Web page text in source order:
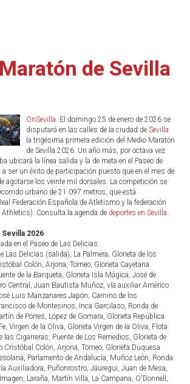
de Sevilla
OnSevilla. El domingo 25 de enero de 2026 se
disputará en las calles de la ciudad de Sevilla
la trigésima primera edición del Medio Maratón
de Sevilla 2026. Un año más, por octava vez
ubicará la línea salida y la de meta en el Paseo de
a ser un éxito de participación puesto que en el mes de
agotarse los veinte mil dorsales. La competición se
urbano de 21.097 metros, que está
Federación Española de Atletismo y la federación
Consulta la agenda de deportes en Sevilla.
2026
en el Paseo de Las Delicias.
Las Delicias (salida), La Palmera, Glorieta de los
Colón, Arjona, Torneo, Glorieta Cayetana
de la Barqueta, Glorieta Isla Mágica, José de
Central, Juan Bautista Muñoz, vía auxiliar Américo
Luis Manzanares Japón, Camino de los
de Montesinos, Inca Garcilaso, Ronda de
de Porres, López de Gomara, Glorieta República
Virgen de la Oliva, Glorieta Virgen de la Oliva, Flota
las Cigarreras, Puente de Los Remedios, Glorieta de
Cristóbal Colón, Arjona, Torneo, Glorieta Duquesa
Parlamento de Andalucía, Muñoz León, Ronda
Auxiliadora, Puñonrostro, Jáuregui, Juan de Mesa,
Laraña, Martín Villa, La Campana, O'Donnell,